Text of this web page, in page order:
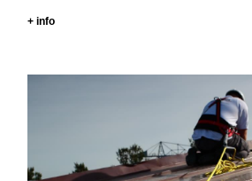
+ info